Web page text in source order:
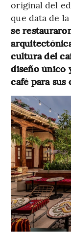
original del
que data de
se
cultura del
diseño único
café para sus